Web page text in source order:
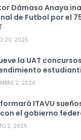
Dámaso Anaya
de Futbol por el
20, 2025
la UAT
2, 2024
ITAVU
el gobierno
2, 2025